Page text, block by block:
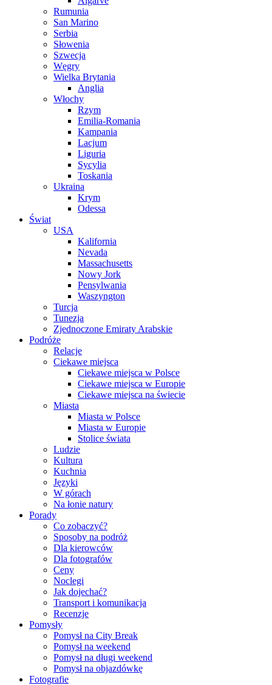
Rumunia
San Marino
Serbia
Słowenia
Szwecja
Węgry
Wielka Brytania
Anglia
Włochy
Rzym
Emilia-Romania
Kampania
Lacjum
Liguria
Sycylia
Toskania
Ukraina
Krym
Odessa
Świat
USA
Kalifornia
Nevada
Massachusetts
Nowy Jork
Pensylwania
Waszyngton
Turcja
Tunezja
Zjednoczone Emiraty Arabskie
Podróże
Relacje
Ciekawe miejsca
Ciekawe miejsca w Polsce
Ciekawe miejsca w Europie
Ciekawe miejsca na świecie
Miasta
Miasta w Polsce
Miasta w Europie
Stolice świata
Ludzie
Kultura
Kuchnia
Języki
W górach
Na łonie natury
Porady
Co zobaczyć?
Sposoby na podróż
Dla kierowców
Dla fotografów
Ceny
Noclegi
Jak dojechać?
Transport i komunikacja
Recenzje
Pomysły
Pomysł na City Break
Pomysł na weekend
Pomysł na długi weekend
Pomysł na objazdówkę
Fotografie